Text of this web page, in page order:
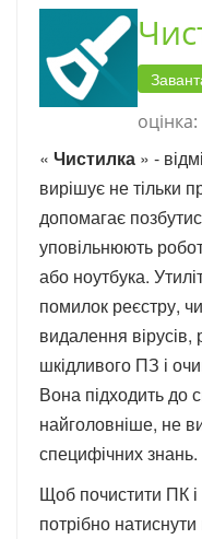
оцінка:
« Чистилка » -
вирішує не тільки
допомагає
уповільнюють
або ноутбука.
помилок реєстру,
видалення
шкідливого ПЗ і
Вона підходить до
найголовніше, не
специфічних знань.
Щоб почистити ПК
потрібно